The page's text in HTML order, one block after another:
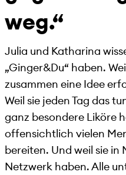
weg.“
Julia und Katharina
„Ginger&Du“ haben.
zusammen eine Idee
Weil sie jeden Tag das
ganz besondere Liköre
offensichtlich vielen
bereiten. Und weil sie in
Netzwerk haben. Alle